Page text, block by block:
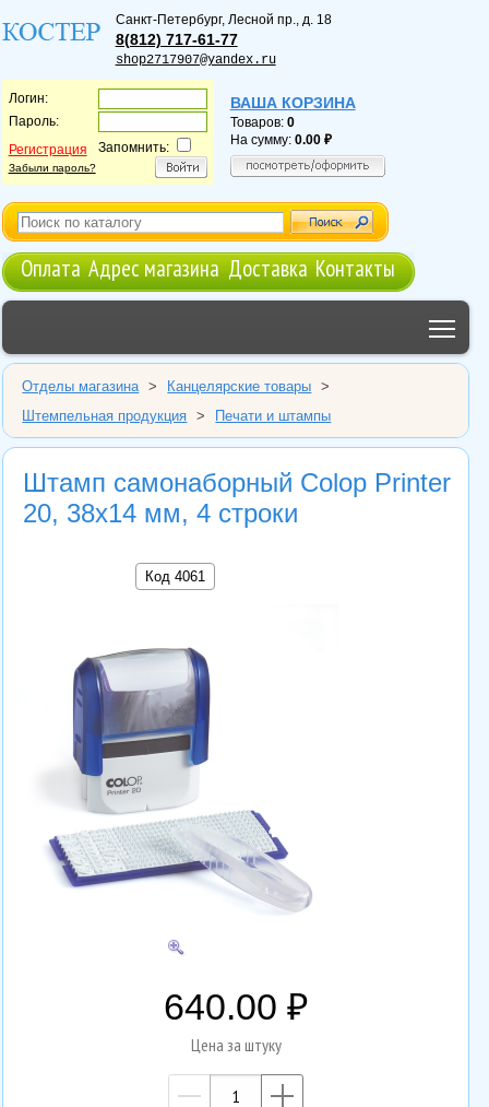
Санкт-Петербург, Лесной пр., д. 18
8(812) 717-61-77
shop2717907@yandex.ru
Логин:
Пароль:
Регистрация
Забыли пароль?
Запомнить:
ВАША КОРЗИНА
Товаров: 0
На сумму: 0.00
Оплата Адрес магазина Доставка Контакты
Отделы магазина > Канцелярские товары
>
Штемпельная продукция
> Печати и штампы
Штамп самонаборный Colop Printer
20, 38х14 мм, 4 строки
Код 4061
640.00
Цена за штуку
—